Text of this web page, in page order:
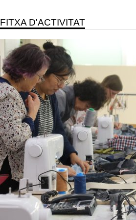
FITXA D'ACTIVITAT